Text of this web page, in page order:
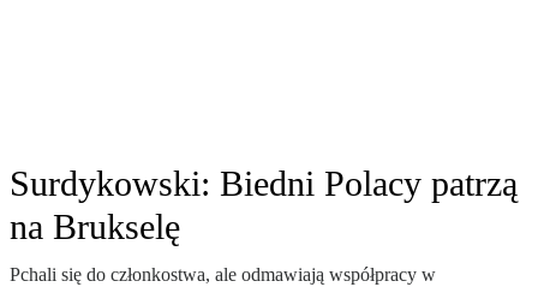
Surdykowski: Biedni Polacy patrzą
na Brukselę
Pchali się do członkostwa, ale odmawiają współpracy w